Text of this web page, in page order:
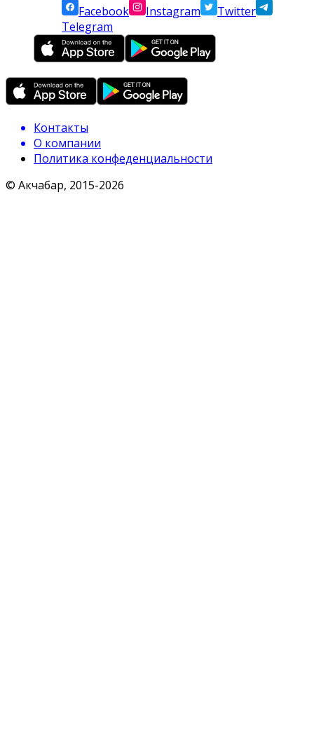
Facebook
Instagram
Twitter
Telegram
Контакты
О компании
Политика конфеденциальности
© Акчабар, 2015-2026